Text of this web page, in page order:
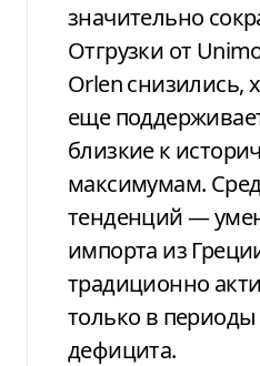
значительно
Отгрузки от
Orlen снизились,
еще
близкие к
максимумам.
тенденций —
импорта из
традиционно
только в периоды
дефицита.